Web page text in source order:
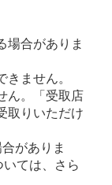
場合がありま
ません。
ん。「受取店
取りいただけ
がありま
ては、さら